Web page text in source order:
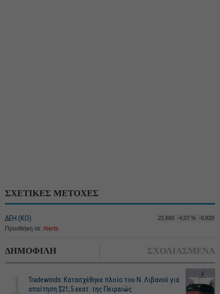
ΣΧΕΤΙΚΕΣ ΜΕΤΟΧΕΣ
ΔΕΗ (ΚΟ) 21,660 -4,07 % -0,920
Προσθήκη σε: Alerts
ΔΗΜΟΦΙΛΗ ΣΧΟΛΙΑΣΜΕΝΑ
Tradewinds: Κατασχέθηκε πλοίο του Ν. Λιβανού για
απαίτηση $21,5 εκατ. της Πειραιώς